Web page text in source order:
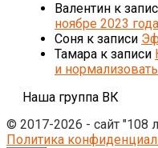
Валентин к
ноябре 2023 года
Соня к записи
Тамара к записи
и
Наша группа ВК
© 2017-2026 - сайт "108
Политика